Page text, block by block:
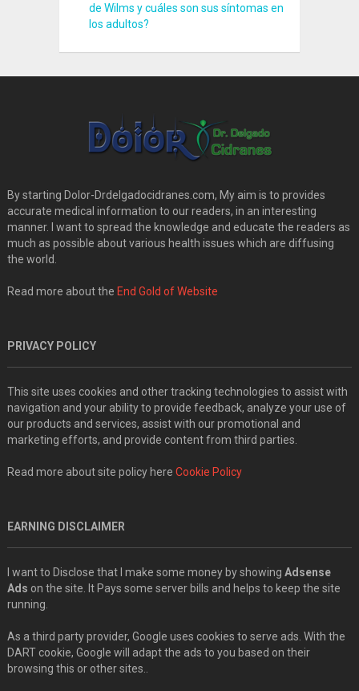
de Wilms y cuáles son sus síntomas en
los adultos?
By starting Dolor-Drdelgadocidranes.com, My aim is to provides
accurate medical information to our readers, in an interesting
manner. I want to spread the knowledge and educate the readers as
much as possible about various health issues which are diffusing
the world.
Read more about the End Gold of Website
PRIVACY POLICY
This site uses cookies and other tracking technologies to assist with
navigation and your ability to provide feedback, analyze your use of
our products and services, assist with our promotional and
marketing efforts, and provide content from third parties.
Read more about site policy here Cookie Policy
EARNING DISCLAIMER
I want to Disclose that I make some money by showing Adsense
Ads on the site. It Pays some server bills and helps to keep the site
running.
As a third party provider, Google uses cookies to serve ads. With the
DART cookie, Google will adapt the ads to you based on their
browsing this or other sites..